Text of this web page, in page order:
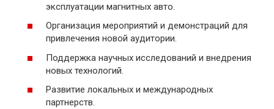
эксплуатации магнитных авто.
Организация мероприятий и демонстраций для
привлечения новой аудитории.
Поддержка научных исследований и внедрения
новых технологий.
Развитие локальных и международных
партнерств.